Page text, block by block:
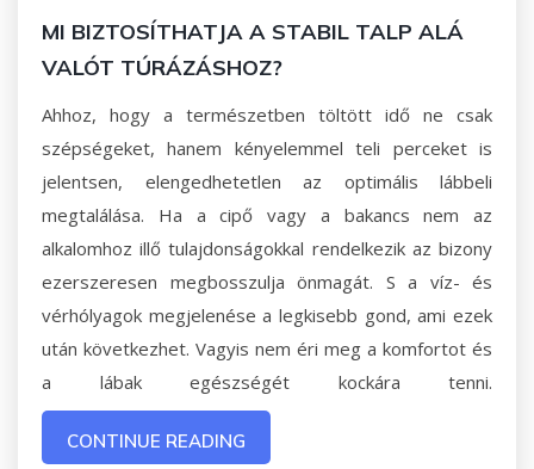
MI BIZTOSÍTHATJA A STABIL TALP ALÁ
VALÓT TÚRÁZÁSHOZ?
Ahhoz, hogy a természetben töltött idő ne csak
szépségeket, hanem kényelemmel teli perceket is
jelentsen, elengedhetetlen az optimális lábbeli
megtalálása. Ha a cipő vagy a bakancs nem az
alkalomhoz illő tulajdonságokkal rendelkezik az bizony
ezerszeresen megbosszulja önmagát. S a víz- és
vérhólyagok megjelenése a legkisebb gond, ami ezek
után következhet. Vagyis nem éri meg a komfortot és
a lábak egészségét kockára tenni.
CONTINUE READING